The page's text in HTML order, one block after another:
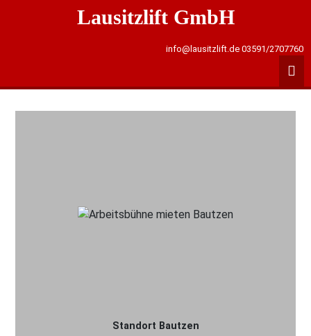
Lausitzlift GmbH
info@lausitzlift.de 03591/2707760
Standort Bautzen